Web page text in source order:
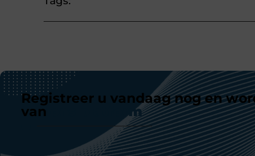
Registreer u vandaag nog en
van
ons platform